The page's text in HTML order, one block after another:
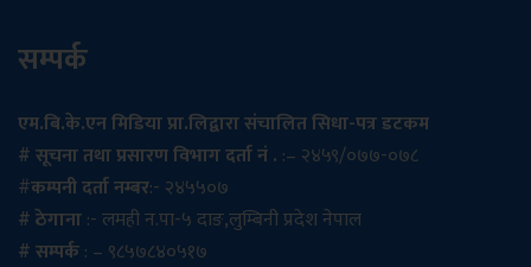
सम्पर्क
एम.बि.के.एन मिडिया प्रा.लिद्वारा संचालित सिधा-पत्र डटकम
# सूचना तथा प्रसारण विभाग दर्ता नं . :– २४५९/०७७-०७८
#कम्पनी दर्ता नम्बर:- २४५५०७
# ठेगाना:- लमही न.पा-५ दाङ,लुम्बिनी प्रदेश नेपाल
# सम्पर्क: – ९८५७८४०५१७